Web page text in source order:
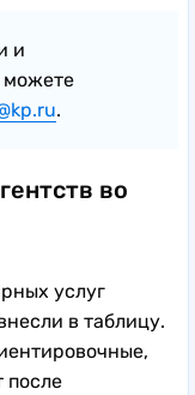
и
можете
.
во
услуг
в таблицу.
после